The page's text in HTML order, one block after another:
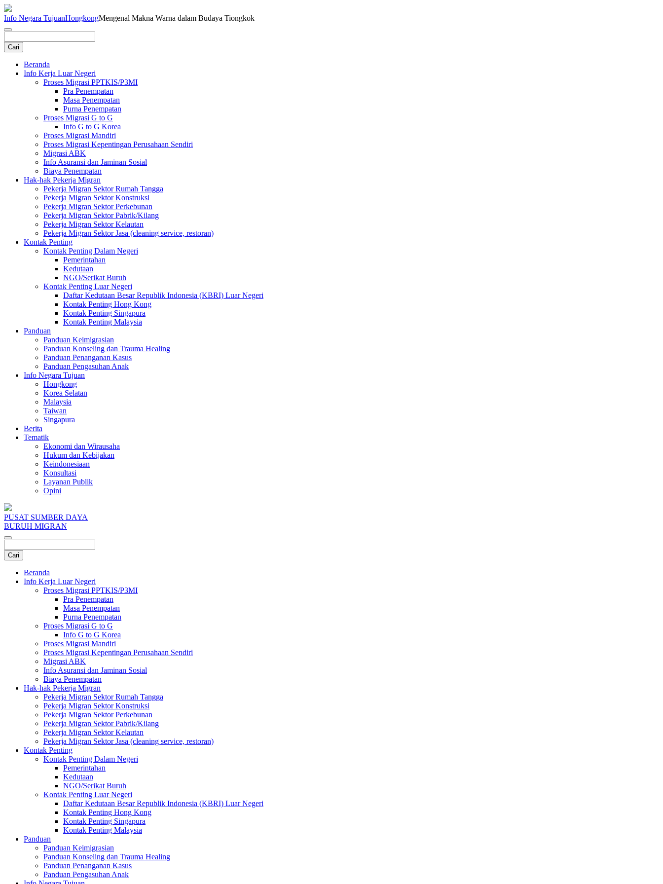
Info Negara TujuanHongkongMengenal Makna Warna dalam Budaya Tiongkok
Beranda
Info Kerja Luar Negeri
Proses Migrasi PPTKIS/P3MI
Pra Penempatan
Masa Penempatan
Purna Penempatan
Proses Migrasi G to G
Info G to G Korea
Proses Migrasi Mandiri
Proses Migrasi Kepentingan Perusahaan Sendiri
Migrasi ABK
Info Asuransi dan Jaminan Sosial
Biaya Penempatan
Hak-hak Pekerja Migran
Pekerja Migran Sektor Rumah Tangga
Pekerja Migran Sektor Konstruksi
Pekerja Migran Sektor Perkebunan
Pekerja Migran Sektor Pabrik/Kilang
Pekerja Migran Sektor Kelautan
Pekerja Migran Sektor Jasa (cleaning service, restoran)
Kontak Penting
Kontak Penting Dalam Negeri
Pemerintahan
Kedutaan
NGO/Serikat Buruh
Kontak Penting Luar Negeri
Daftar Kedutaan Besar Republik Indonesia (KBRI) Luar Negeri
Kontak Penting Hong Kong
Kontak Penting Singapura
Kontak Penting Malaysia
Panduan
Panduan Keimigrasian
Panduan Konseling dan Trauma Healing
Panduan Penanganan Kasus
Panduan Pengasuhan Anak
Info Negara Tujuan
Hongkong
Korea Selatan
Malaysia
Taiwan
Singapura
Berita
Tematik
Ekonomi dan Wirausaha
Hukum dan Kebijakan
Keindonesiaan
Konsultasi
Layanan Publik
Opini
PUSAT SUMBER DAYA
BURUH MIGRAN
Beranda
Info Kerja Luar Negeri
Proses Migrasi PPTKIS/P3MI
Pra Penempatan
Masa Penempatan
Purna Penempatan
Proses Migrasi G to G
Info G to G Korea
Proses Migrasi Mandiri
Proses Migrasi Kepentingan Perusahaan Sendiri
Migrasi ABK
Info Asuransi dan Jaminan Sosial
Biaya Penempatan
Hak-hak Pekerja Migran
Pekerja Migran Sektor Rumah Tangga
Pekerja Migran Sektor Konstruksi
Pekerja Migran Sektor Perkebunan
Pekerja Migran Sektor Pabrik/Kilang
Pekerja Migran Sektor Kelautan
Pekerja Migran Sektor Jasa (cleaning service, restoran)
Kontak Penting
Kontak Penting Dalam Negeri
Pemerintahan
Kedutaan
NGO/Serikat Buruh
Kontak Penting Luar Negeri
Daftar Kedutaan Besar Republik Indonesia (KBRI) Luar Negeri
Kontak Penting Hong Kong
Kontak Penting Singapura
Kontak Penting Malaysia
Panduan
Panduan Keimigrasian
Panduan Konseling dan Trauma Healing
Panduan Penanganan Kasus
Panduan Pengasuhan Anak